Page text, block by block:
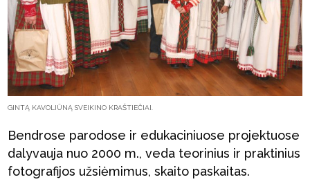
GINTĄ KAVOLIŪNĄ SVEIKINO KRAŠTIEČIAI.
Bendrose parodose ir edukaciniuose projektuose
dalyvauja nuo 2000 m., veda teorinius ir praktinius
fotografijos užsiėmimus, skaito paskaitas.